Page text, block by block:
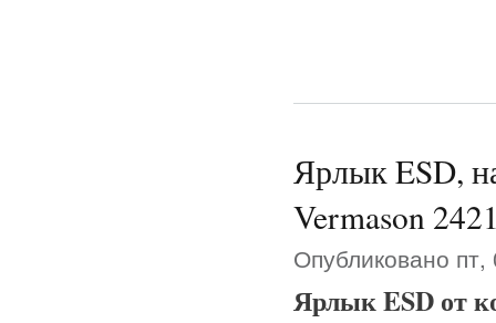
Ярлык ESD,
Vermason
Опубликовано
Ярлык ESD от